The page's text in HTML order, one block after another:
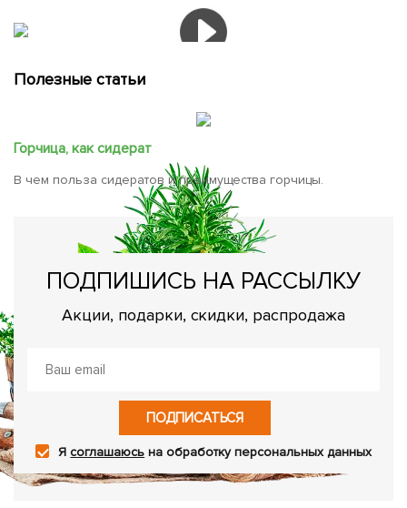
Полезные статьи
Горчица, как сидерат
В чем польза сидератов и преимущества горчицы.
ПОДПИШИСЬ НА РАССЫЛКУ
Акции, подарки, скидки, распродажа
ПОДПИСАТЬСЯ
Ясоглашаюсь на обработку персональных данных